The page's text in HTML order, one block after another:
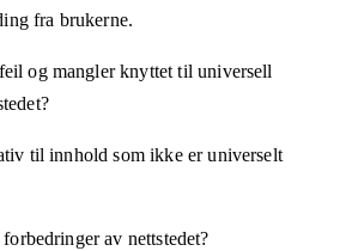
fra brukerne.
og mangler knyttet til universell
til innhold som ikke er universelt
av nettstedet?